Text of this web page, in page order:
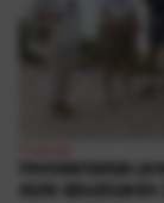
Hondartzetan
dute abuztuaren